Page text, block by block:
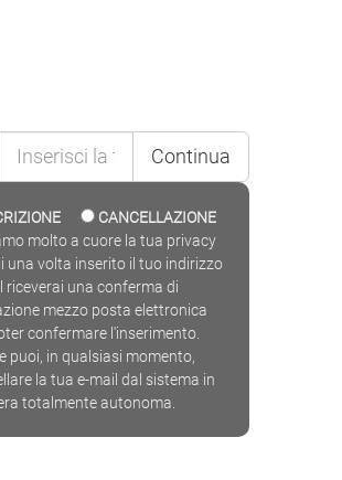
Continua
CANCELLAZIONE
molto a cuore la tua privacy
una volta inserito il tuo indirizzo
riceverai una conferma di
mezzo posta elettronica
confermare l'inserimento.
puoi, in qualsiasi momento,
la tua e-mail dal sistema in
totalmente autonoma.